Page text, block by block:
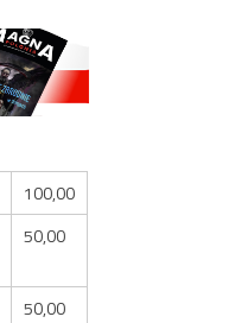
100,00
50,00
50,00